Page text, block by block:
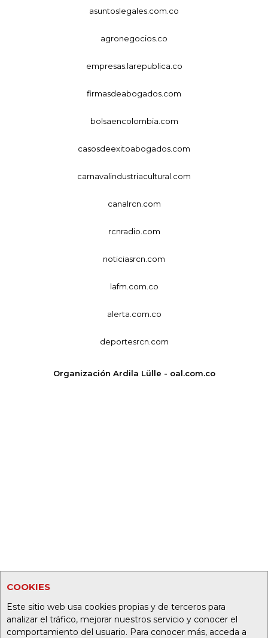
COOKIES
Este sitio web usa cookies propias y de terceros para
analizar el tráfico, mejorar nuestros servicio y conocer el
comportamiento del usuario. Para conocer más, acceda a
asuntoslegales.com.co
agronegocios.co
empresas.larepublica.co
firmasdeabogados.com
bolsaencolombia.com
casosdeexitoabogados.com
carnavalindustriacultural.com
canalrcn.com
rcnradio.com
noticiasrcn.com
lafm.com.co
alerta.com.co
deportesrcn.com
Organización Ardila Lülle - oal.com.co